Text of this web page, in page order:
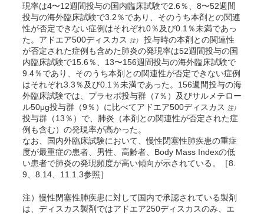
現率は4〜12週間投与の国内臨床試験で2.6％、8〜52週間
投与の海外臨床試験で3.2％であり、そのうち本剤との関連
性が否定できない症例はそれぞれ0％及び0.1％未満であっ
た。アドエア500ディスカス
注）
投与時の本剤との関連性
が否定された症例も含めた肺炎の発現率は52週間投与の国
内臨床試験で15.6％、13〜156週間投与の海外臨床試験で
9.4％であり、そのうち本剤との関連性が否定できない症例
はそれぞれ3.3％及び0.1％未満であった。156週間投与の海
外臨床試験では、プラセボ投与群（7％）及びサルメテロー
ル50μg投与群（9％）に比べてアドエア500ディスカス
注）
投与群（13％）で、肺炎（本剤との関連性が否定された症
例も含む）の発現率が高かった。
なお、国内外臨床試験において、慢性閉塞性肺疾患の重症
度が最重症の患者、男性、高齢者、Body Mass Indexの低
い患者で肺炎の発現頻度が高い傾向が示されている。［8.
9、8.14、11.1.3参照］
注）慢性閉塞性肺疾患に対して国内で承認されている製剤
は、ディスカス製剤ではアドエア250ディスカスのみ、エ